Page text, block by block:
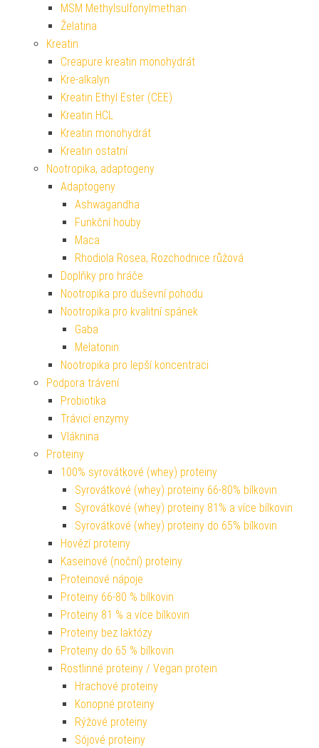
MSM Methylsulfonylmethan
Želatina
Kreatin
Creapure kreatin monohydrát
Kre-alkalyn
Kreatin Ethyl Ester (CEE)
Kreatin HCL
Kreatin monohydrát
Kreatin ostatní
Nootropika, adaptogeny
Adaptogeny
Ashwagandha
Funkční houby
Maca
Rhodiola Rosea, Rozchodnice růžová
Doplňky pro hráče
Nootropika pro duševní pohodu
Nootropika pro kvalitní spánek
Gaba
Melatonin
Nootropika pro lepší koncentraci
Podpora trávení
Probiotika
Trávicí enzymy
Vláknina
Proteiny
100% syrovátkové (whey) proteiny
Syrovátkové (whey) proteiny 66-80% bílkovin
Syrovátkové (whey) proteiny 81% a více bílkovin
Syrovátkové (whey) proteiny do 65% bílkovin
Hovězí proteiny
Kaseinové (noční) proteiny
Proteinové nápoje
Proteiny 66-80 % bílkovin
Proteiny 81 % a více bílkovin
Proteiny bez laktózy
Proteiny do 65 % bílkovin
Rostlinné proteiny / Vegan protein
Hrachové proteiny
Konopné proteiny
Rýžové proteiny
Sójové proteiny